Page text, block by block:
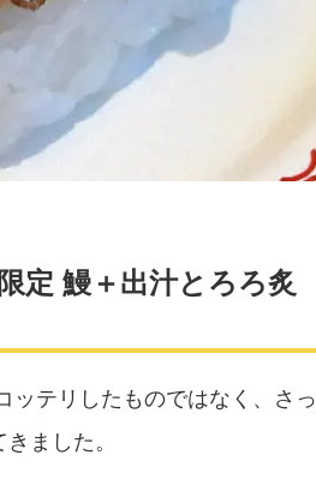
定 鰻＋出汁とろろ炙
テリしたものではなく、さっ
ました。